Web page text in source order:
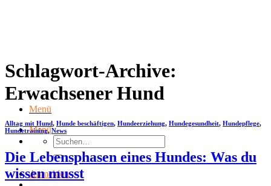
Menü
Menü
Suchen
nach:
Anmelden
Schlagwort-Archive:
Erwachsener Hund
Alltag mit Hund, Hunde beschäftigen, Hundeerziehung, Hundegesundheit, Hundepflege,
Hundetraining,News
Die Lebensphasen eines Hundes: Was du
wissen musst